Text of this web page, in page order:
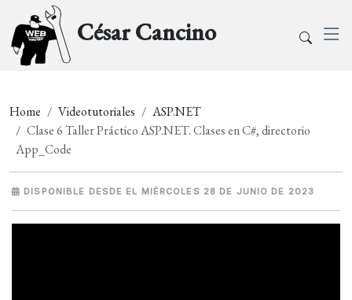
César Cancino
Home Videotutoriales
ASP.NET
Clase 6 Taller Práctico ASP.NET. Clases en C#, directorio
App_Code
DISPONIBLE DESDE EL MIÉRCOLES 28 DE JUNIO DE 2023